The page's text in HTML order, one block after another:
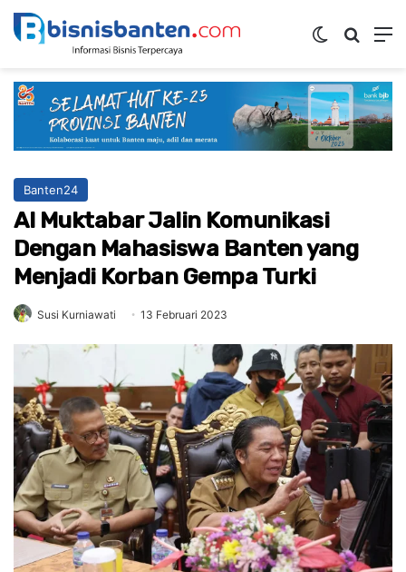
Switch skin
Banten24
Al Muktabar Jalin Komunikasi
Dengan Mahasiswa Banten yang
Menjadi Korban Gempa Turki
Susi Kurniawati 13 Februari 2023